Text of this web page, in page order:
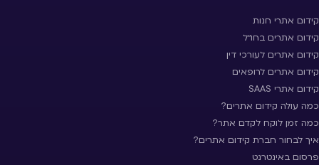
קידום אתרי חנות
קידום אתרים בחו״ל
קידום אתרים לעורכי דין
קידום אתרים לרופאים
קידום אתרי SAAS
כמה עולה קידום אתרים?
כמה זמן לוקח לקדם אתר?
איך לבחור חברת קידום אתרים?
פרסום באינטרנט